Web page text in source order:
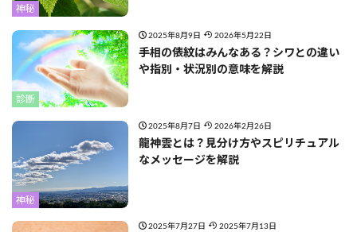
神秘
診断
2025年8月9日 2026年5月22日
手相の俵紋はみんなある？シワとの違い
や指別・状況別の意味を解説
神秘
2025年8月7日 2026年2月26日
龍神雲とは？見分け方やスピリチュアル
なメッセージを解説
2025年7月27日 2025年7月13日